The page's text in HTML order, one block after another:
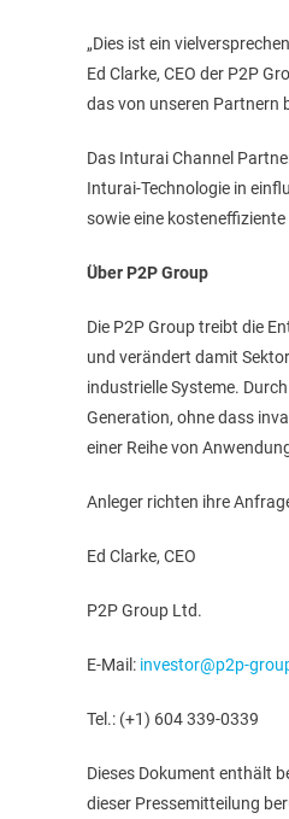
„Dies ist ein
Ed Clarke, CEO der P2P
das von unseren Partnern
Das Inturai Channel
Inturai-Technologie in
sowie eine
Über P2P Group
Die P2P Group treibt die
und verändert damit
industrielle Systeme.
Generation, ohne dass
einer Reihe von
Anleger richten ihre
Ed Clarke, CEO
P2P Group Ltd.
E-Mail: investor@p2p-
Tel.: (+1) 604 339-0339
Dieses Dokument enthält
dieser Pressemitteilung